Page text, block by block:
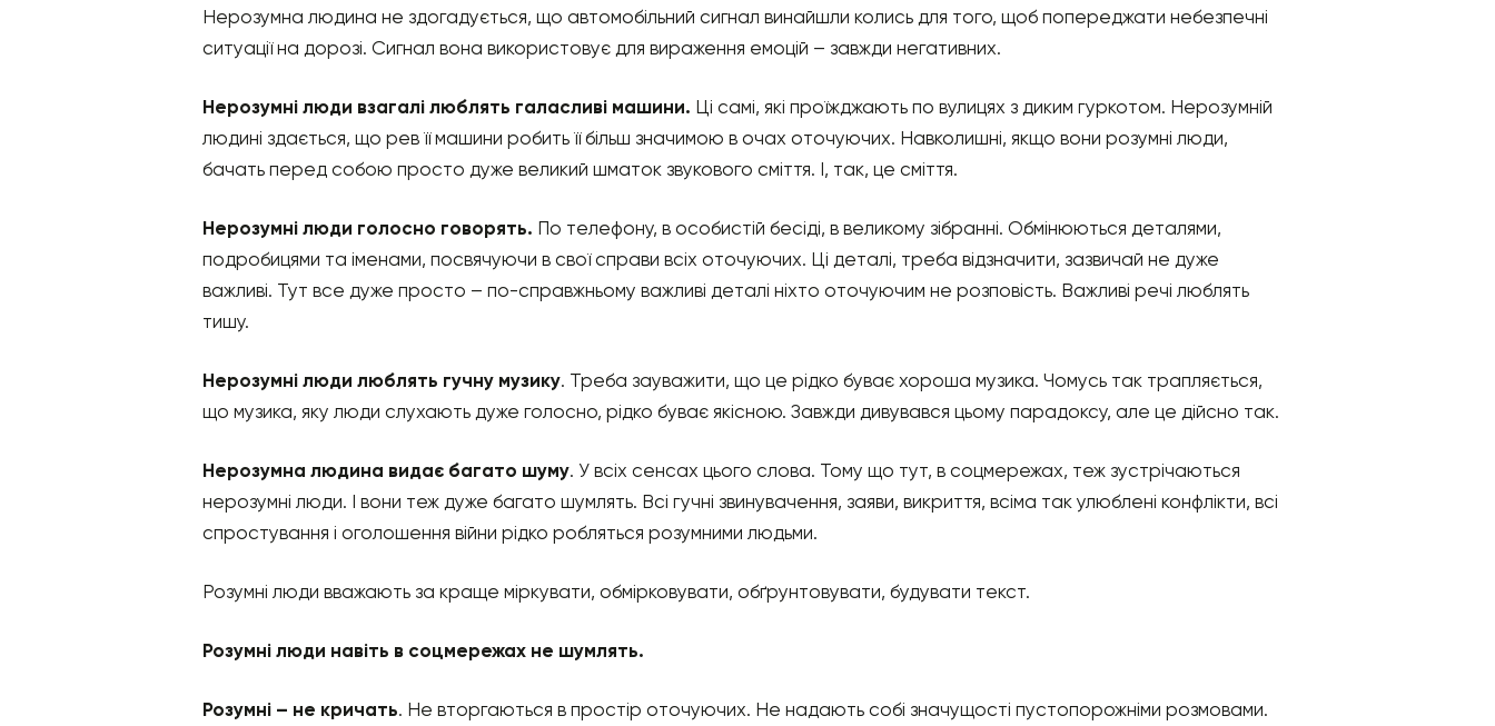
Нерозумна людина не здогадується, що автомобільний сигнал винайшли колись для того, щоб попереджати небезпечні
ситуації на дорозі. Сигнал вона використовує для вираження емоцій – завжди негативних.
Нерозумні люди взагалі люблять галасливі машини. Ці самі, які проїжджають по вулицях з диким гуркотом. Нерозумній
людині здається, що рев її машини робить її більш значимою в очах оточуючих. Навколишні, якщо вони розумні люди,
бачать перед собою просто дуже великий шматок звукового сміття. І, так, це сміття.
Нерозумні люди голосно говорять. По телефону, в особистій бесіді, в великому зібранні. Обмінюються деталями,
подробицями та іменами, посвячуючи в свої справи всіх оточуючих. Ці деталі, треба відзначити, зазвичай не дуже
важливі. Тут все дуже просто – по-справжньому важливі деталі ніхто оточуючим не розповість. Важливі речі люблять
тишу.
Нерозумні люди люблять гучну музику. Треба зауважити, що це рідко буває хороша музика. Чомусь так трапляється,
що музика, яку люди слухають дуже голосно, рідко буває якісною. Завжди дивувався цьому парадоксу, але це дійсно так.
Нерозумна людина видає багато шуму. У всіх сенсах цього слова. Тому що тут, в соцмережах, теж зустрічаються
нерозумні люди. І вони теж дуже багато шумлять. Всі гучні звинувачення, заяви, викриття, всіма так улюблені конфлікти, всі
спростування і оголошення війни рідко робляться розумними людьми.
Розумні люди вважають за краще міркувати, обмірковувати, обґрунтовувати, будувати текст.
Розумні люди навіть в соцмережах не шумлять.
Розумні – не кричать. Не вторгаються в простір оточуючих. Не надають собі значущості пустопорожніми розмовами.